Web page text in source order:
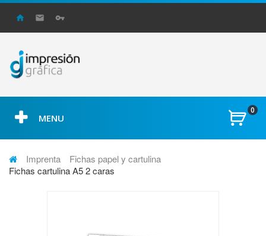
0
MENU
Imprenta
Fichas papel y cartulina
Fichas cartulina A5 2 caras